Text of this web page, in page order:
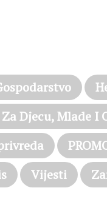
Djecu, Mlade I
Vijesti